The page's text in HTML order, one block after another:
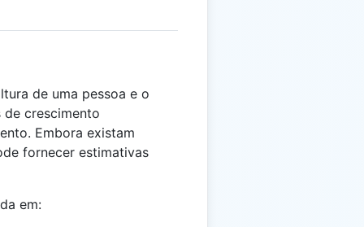
de uma pessoa e o
crescimento
Embora existam
fornecer estimativas
em: